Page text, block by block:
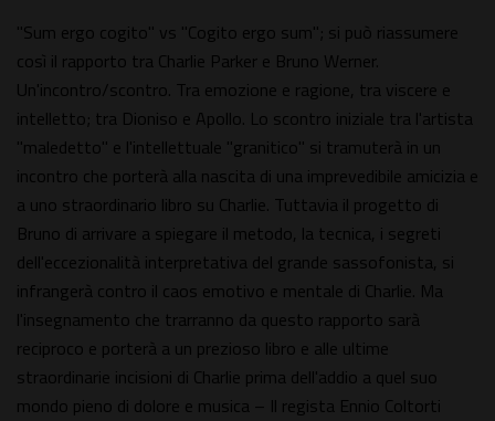
"Sum ergo cogito" vs "Cogito ergo sum"; si può riassumere
così il rapporto tra Charlie Parker e Bruno Werner.
Un'incontro/scontro. Tra emozione e ragione, tra viscere e
intelletto; tra Dioniso e Apollo. Lo scontro iniziale tra l'artista
"maledetto" e l'intellettuale "granitico" si tramuterà in un
incontro che porterà alla nascita di una imprevedibile amicizia e
a uno straordinario libro su Charlie. Tuttavia il progetto di
Bruno di arrivare a spiegare il metodo, la tecnica, i segreti
dell'eccezionalità interpretativa del grande sassofonista, si
infrangerà contro il caos emotivo e mentale di Charlie. Ma
l'insegnamento che trarranno da questo rapporto sarà
reciproco e porterà a un prezioso libro e alle ultime
straordinarie incisioni di Charlie prima dell'addio a quel suo
mondo pieno di dolore e musica – Il regista Ennio Coltorti